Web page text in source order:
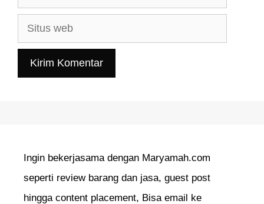
Situs
web
Ingin bekerjasama dengan Maryamah.com
seperti review barang dan jasa, guest post
hingga content placement, Bisa email ke